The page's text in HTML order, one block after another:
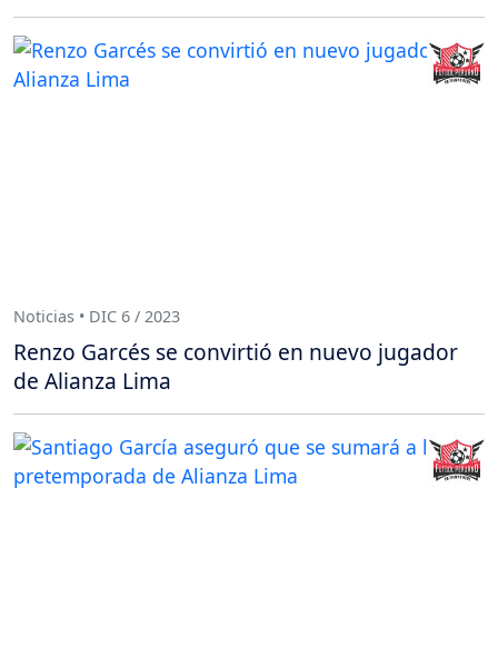
Noticias • DIC 6 / 2023
Renzo Garcés se convirtió en nuevo jugador
de Alianza Lima